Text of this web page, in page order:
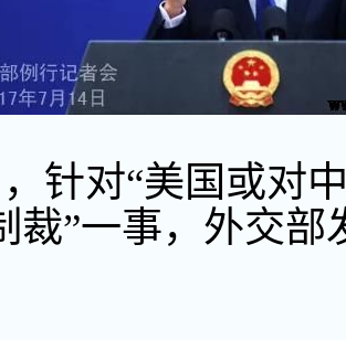
针对“美国或对
裁”一事，外交部